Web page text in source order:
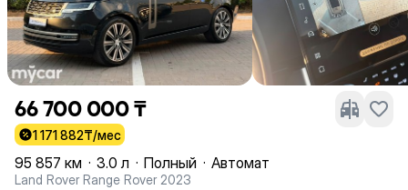
66 700 000 ₸
1 171 882₸/мес
95 857 км · 3.0 л · Полный · Автомат
Land Rover Range Rover 2023